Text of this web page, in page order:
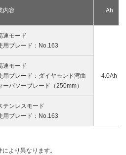
内容 Ah
速モード
用ブレード：No.163
4.0Ah
速モード
用ブレード：ダイヤモンド湾曲
ーバソーブレード（250mm）
テンレスモード
用ブレード：No.163
より異なります。